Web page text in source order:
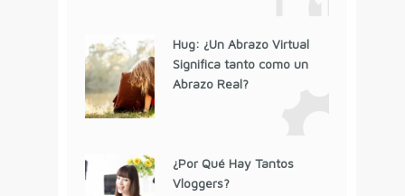
Hug: ¿Un Abrazo Virtual
Significa tanto como un
Abrazo Real?
¿Por Qué Hay Tantos
Vloggers?